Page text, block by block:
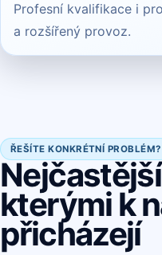
Profesní kvalifikace i
a rozšířený provoz.
ŘEŠÍTE KONKRÉTNÍ PROBLÉM?
kterými k
přicházejí